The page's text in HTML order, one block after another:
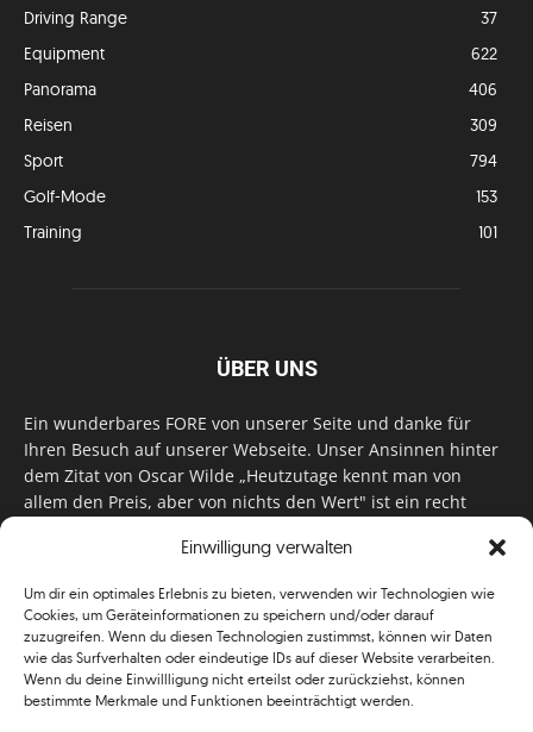
Einwilligung verwalten
Um dir ein optimales Erlebnis zu bieten, verwenden wir Technologien wie
Cookies, um Geräteinformationen zu speichern und/oder darauf
zuzugreifen. Wenn du diesen Technologien zustimmst, können wir Daten
wie das Surfverhalten oder eindeutige IDs auf dieser Website verarbeiten.
Wenn du deine Einwillligung nicht erteilst oder zurückziehst, können
bestimmte Merkmale und Funktionen beeinträchtigt werden.
Driving Range
37
Equipment
622
Panorama
406
Reisen
309
Sport
794
Golf-Mode
153
Training
101
ÜBER UNS
Ein wunderbares FORE von unserer Seite und danke für
Ihren Besuch auf unserer Webseite. Unser Ansinnen hinter
dem Zitat von Oscar Wilde „Heutzutage kennt man von
allem den Preis, aber von nichts den Wert" ist ein recht
für Monat unser Bestes, um Sie mit außergewöhnlichen
zu versorgen. Im Magazin, auf unserer Website & auf
unseren Social Media Plattformen! Das verdient im
klassischen Wortsinn nicht nur Anerkennung!